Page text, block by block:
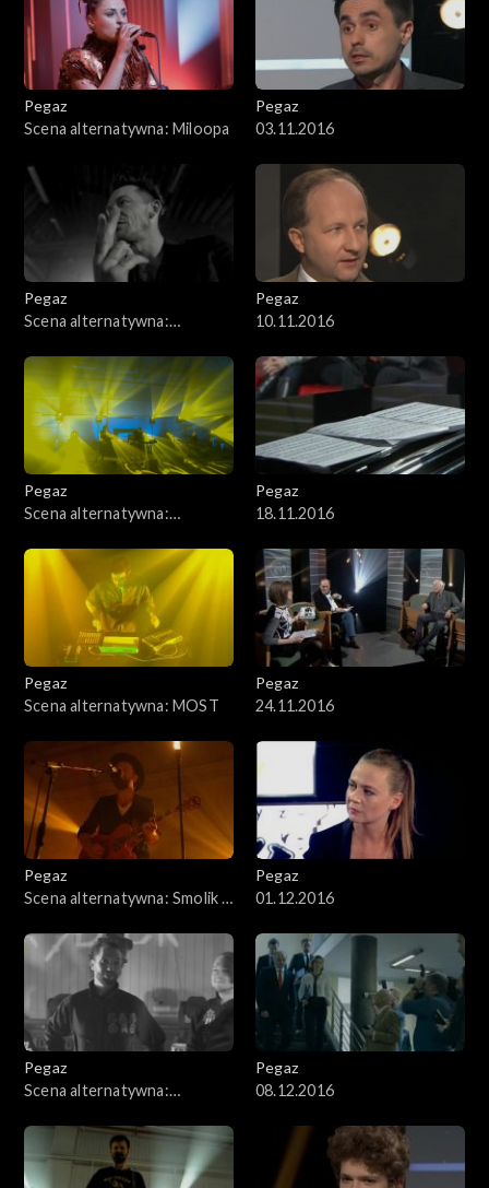
Pegaz
Scena alternatywna: Miloopa
Pegaz
03.11.2016
Pegaz
Scena alternatywna:
gośćmi
Pegaz
10.11.2016
Pegaz
Scena alternatywna:
Pegaz
18.11.2016
Pegaz
Scena alternatywna: MOST
Pegaz
24.11.2016
Pegaz
Scena alternatywna: Smolik /
Pegaz
01.12.2016
Pegaz
Scena alternatywna:
Pegaz
08.12.2016